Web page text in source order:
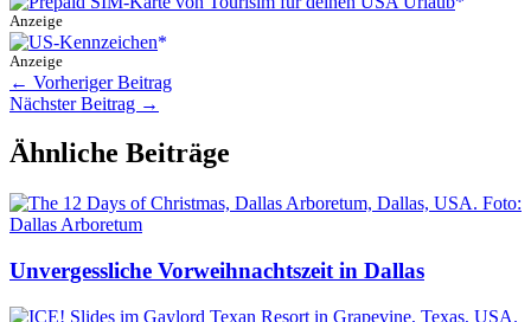
Anzeige
Anzeige
← Vorheriger Beitrag
Nächster Beitrag →
Ähnliche Beiträge
Unvergessliche Vorweihnachtszeit in Dallas